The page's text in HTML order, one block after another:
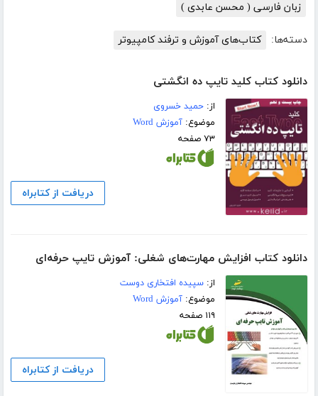
زبان فارسی ( محسن عابدی )
دسته‌ها: کتاب‌های آموزش و ترفند کامپیوتر
دانلود کتاب کلید تایپ ده انگشتی
از:حمید خسروی
موضوع:آموزش Word
۷۳ صفحه
دریافت از کتابراه
دانلود کتاب افزایش مهارت‌های شغلی: آموزش تایپ حرفه‌ای
از:سپیده افتخاری دوست
موضوع:آموزش Word
۱۱۹ صفحه
دریافت از کتابراه